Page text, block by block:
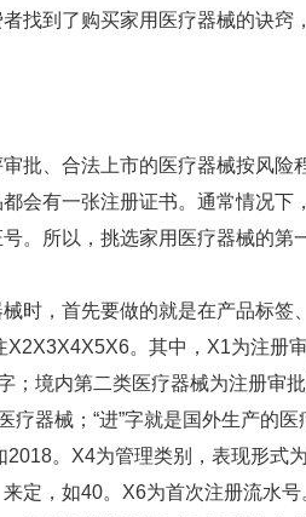
找到了购买家用医疗器械的诀窍，
、合法上市的医疗器械按风险
会有一张注册证书。通常情况
。所以，挑选家用医疗器械的第
，首先要做的就是在产品标签
。其中，X1为注册
；境内第二类医疗器械为注册
疗器械；“进”字就是国外生产的
2018。X4为管理类别，表现形式
来定，如40。X6为首次注册流水